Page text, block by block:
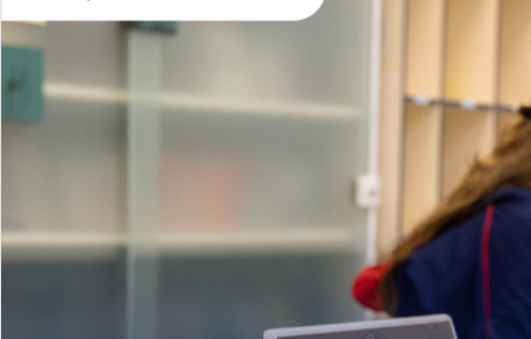
EDUCAÇÃO INFANTIL
Inglês todos os dias
MÉDIO
igh School